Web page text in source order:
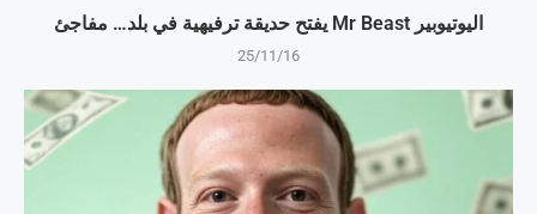
اليوتيوبير Mr Beast يفتح حديقة ترفيهية في بلد… مفاجئ
25/11/16